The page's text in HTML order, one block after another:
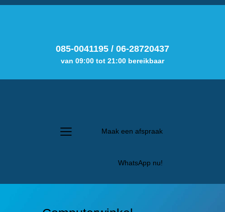
085-0041195 / 06-28720437
van 09:00 tot 21:00 bereikbaar
Maak een afspraak
WhatsApp nu!